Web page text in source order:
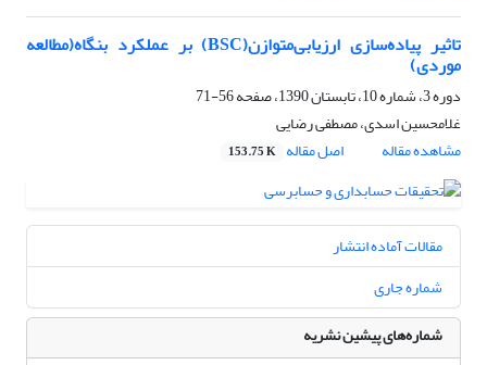
تاثیر پیاده‌سازی ارزیابی‌متوازن(BSC) بر عملکرد بنگاه(مطالعه
موردی)
دوره 3، شماره 10، تابستان 1390، صفحه
56-71
غلامحسین اسدی، مصطفی رضایی
مشاهده مقاله
اصل مقاله 153.75 K
مقالات آماده انتشار
شماره جاری
شماره‌های پیشین نشریه